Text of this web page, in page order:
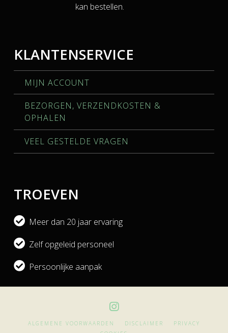
kan bestellen.
KLANTENSERVICE
MIJN ACCOUNT
BEZORGEN, VERZENDKOSTEN &
OPHALEN
VEEL GESTELDE VRAGEN
TROEVEN
Meer dan 20 jaar ervaring
Zelf opgeleid personeel
Persoonlijke aanpak
ALGEMENE VOORWAARDEN DISCLAIMER
PRIVACY